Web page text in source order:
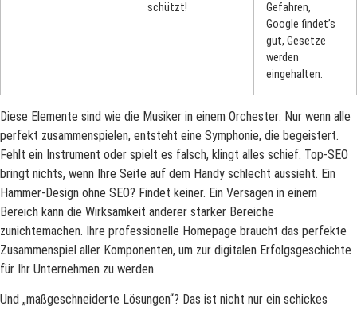
schützt!
Gefahren,
Google findet’s
gut, Gesetze
werden
eingehalten.
Diese Elemente sind wie die Musiker in einem Orchester: Nur wenn alle
perfekt zusammenspielen, entsteht eine Symphonie, die begeistert.
Fehlt ein Instrument oder spielt es falsch, klingt alles schief. Top-SEO
bringt nichts, wenn Ihre Seite auf dem Handy schlecht aussieht. Ein
Hammer-Design ohne SEO? Findet keiner. Ein Versagen in einem
Bereich kann die Wirksamkeit anderer starker Bereiche
zunichtemachen. Ihre professionelle Homepage braucht das perfekte
Zusammenspiel aller Komponenten, um zur digitalen Erfolgsgeschichte
für Ihr Unternehmen zu werden.
Und „maßgeschneiderte Lösungen“? Das ist nicht nur ein schickes